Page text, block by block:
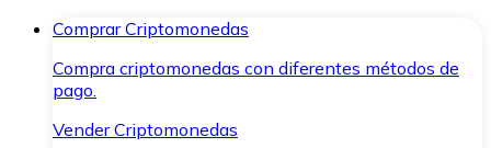
Comprar Criptomonedas
Compra criptomonedas con diferentes métodos de
pago.
Vender Criptomonedas